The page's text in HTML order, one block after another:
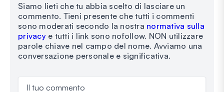
Siamo lieti che tu abbia scelto di lasciare un
commento. Tieni presente che tutti i commenti
sono moderati secondo la nostra normativa sulla
privacye tutti i link sono nofollow. NON utilizzare
parole chiave nel campo del nome. Avviamo una
conversazione personale e significativa.
Il tuo commento